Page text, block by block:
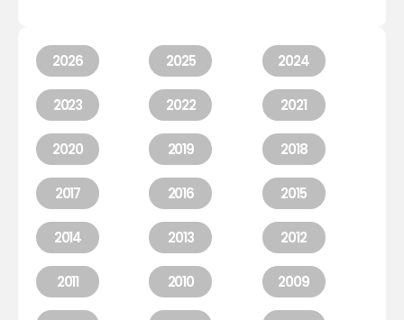
2026 2025 2024
2023 2022 2021
2020 2019 2018
2017 2016 2015
2014 2013 2012
2011 2010 2009